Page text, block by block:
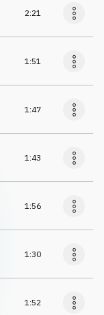
2:21
1:51
1:47
1:43
1:56
1:30
1:52